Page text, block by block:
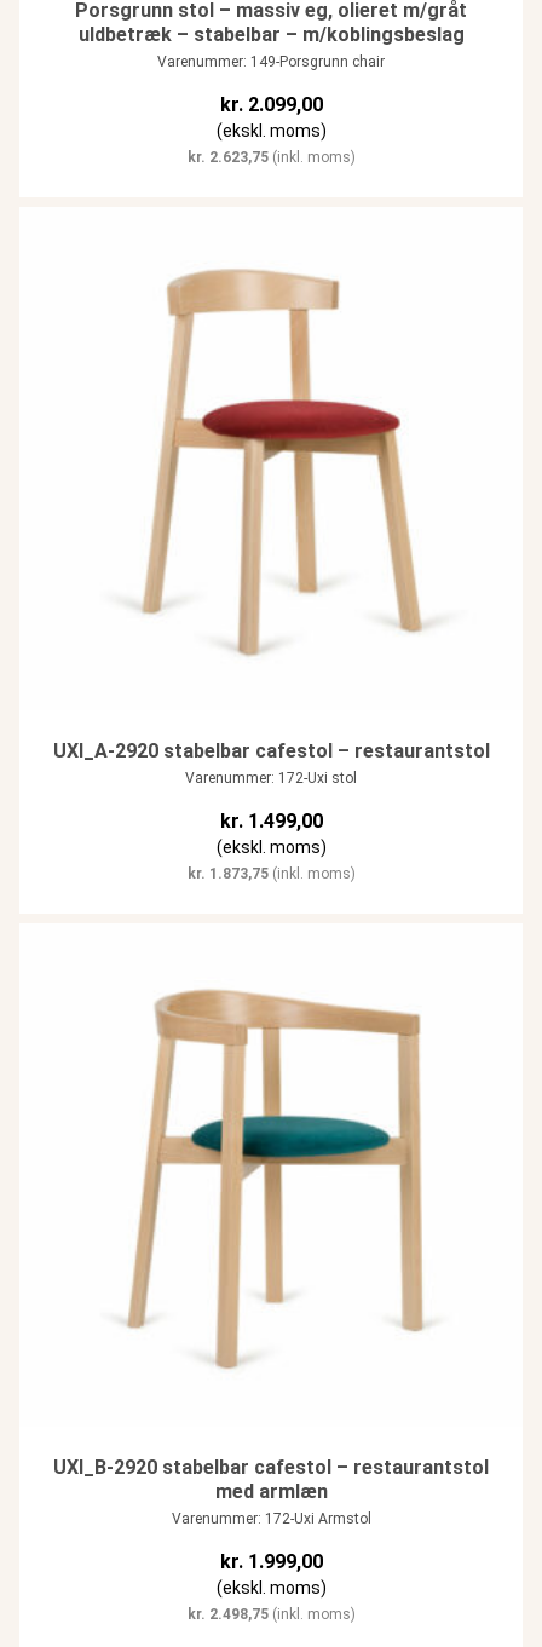
Porsgrunn stol – massiv eg, olieret m/gråt
uldbetræk – stabelbar – m/koblingsbeslag
Varenummer: 149-Porsgrunn chair
kr.2.099,00
(ekskl. moms)
kr. 2.623,75(inkl. moms)
UXI_A-2920 stabelbar cafestol – restaurantstol
Varenummer: 172-Uxi stol
kr.1.499,00
(ekskl. moms)
kr. 1.873,75(inkl. moms)
UXI_B-2920 stabelbar cafestol – restaurantstol
med armlæn
Varenummer: 172-Uxi Armstol
kr.1.999,00
(ekskl. moms)
kr. 2.498,75(inkl. moms)